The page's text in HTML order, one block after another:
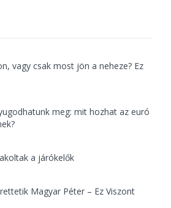
vagy csak most jön a neheze? Ez
meg: mit hozhat az euró
a járókelők
Magyar Péter – Ez Viszont